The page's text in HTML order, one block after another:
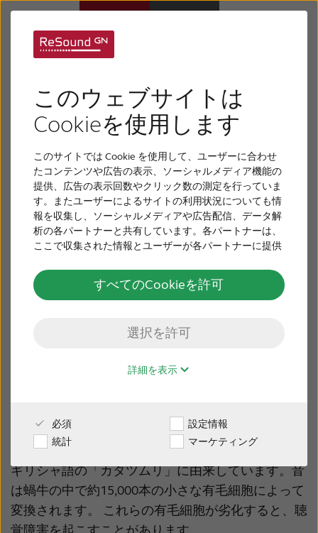
このウェブサイトは
Cookieを使用します
このサイトでは Cookie を使用して、ユーザーに合わせ
たコンテンツや広告の表示、ソーシャルメディア機能の
提供、広告の表示回数やクリック数の測定を行っていま
す。またユーザーによるサイトの利用状況についても情
報を収集し、ソーシャルメディアや広告配信、データ解
析の各パートナーと共有しています。各パートナーは、
ここで収集された情報とユーザーが各パートナーに提供
用したときに収集した他の情報を組み合わせて使用する
ことがあります。
選択を許可
すべてのCookieを許可
詳細を表示
必須
設定情報
統計
マーケティング
難聴について
リサウンドについて
サポート
採用情報
お問い合わせ
Australia Brasil
China Danmark
Deutschland España
内耳は体の外側からは見えませんが、聴覚における
役割は重要です。ここは細胞と神経が音を処理して
よび神経は年齢と共に劣化するため、多くの加齢性
難聴は内耳で生じます。内耳は私たちの平衡感覚を
保つのにも役立ちます。
蝸牛は、耳の奥深くにある、螺旋状のくぼみです。
カタツムリの殻のように見えますが - 実際、蝸牛は
ギリシャ語の「カタツムリ」に由来しています。音
は蝸牛の中で約15,000本の小さな有毛細胞によって
変換されます。 これらの有毛細胞が劣化すると、聴
覚障害を起こすことがあります。